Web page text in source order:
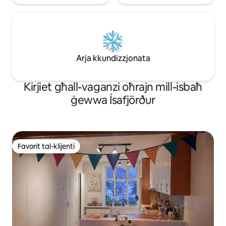
Arja kkundizzjonata
Kirjiet għall-vaganzi oħrajn mill-isbaħ
ġewwa Ísafjörður
Favorit tal-klijenti
Favorit tal-klijenti